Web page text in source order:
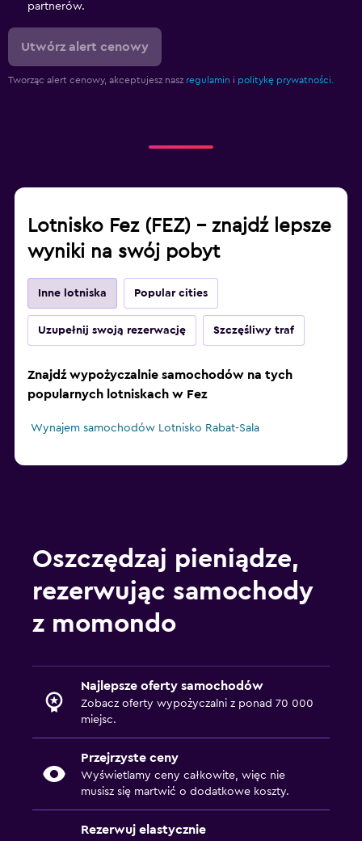
partnerów.
Utwórz alert cenowy
Tworząc alert cenowy, akceptujesz nasz regulamin i politykę prywatności.
Lotnisko Fez (FEZ) – znajdź lepsze
wyniki na swój pobyt
Inne lotniska Popular cities
Uzupełnij swoją rezerwację Szczęśliwy traf
Znajdź wypożyczalnie samochodów na tych
popularnych lotniskach w Fez
Wynajem samochodów Lotnisko Rabat-Sala
Oszczędzaj pieniądze,
rezerwując samochody
z momondo
Najlepsze oferty samochodów
Zobacz oferty wypożyczalni z ponad 70 000
miejsc.
Przejrzyste ceny
Wyświetlamy ceny całkowite, więc nie
musisz się martwić o dodatkowe koszty.
Rezerwuj elastycznie